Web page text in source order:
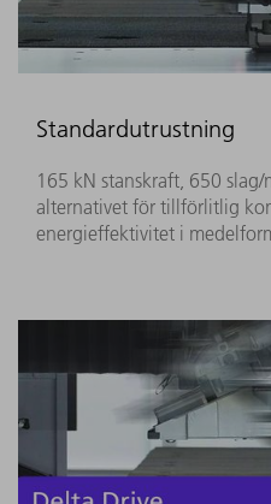
Standardutrustning
165 kN stanskraft, 650
alternativet för tillförlitlig
energieffektivitet i